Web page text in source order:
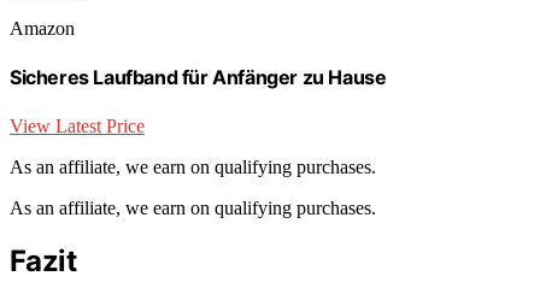
Amazon
Sicheres Laufband für Anfänger zu Hause
View Latest Price
As an affiliate, we earn on qualifying purchases.
As an affiliate, we earn on qualifying purchases.
Fazit